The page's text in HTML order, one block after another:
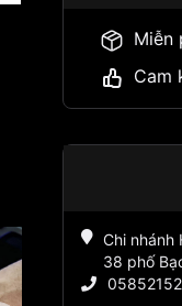
Miễn
Cam
Chi nhánh
38 phố